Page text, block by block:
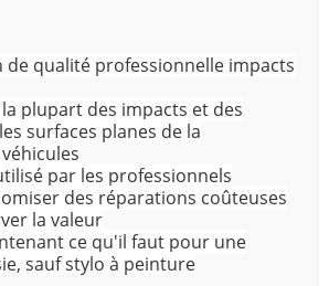
de qualité professionnelle impacts
plupart des impacts et des
surfaces planes de la
par les professionnels
des réparations coûteuses
la valeur
ce qu'il faut pour une
sauf stylo à peinture